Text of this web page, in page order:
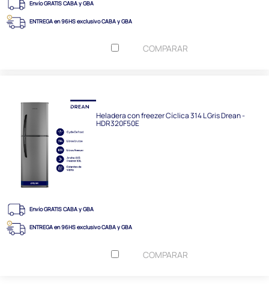
Envío GRATIS CABA y GBA
ENTREGA en 96HS exclusivo CABA y GBA
COMPARAR
Heladera con freezer Cíclica 314 L Gris Drean -
HDR320F50E
Envío GRATIS CABA y GBA
ENTREGA en 96HS exclusivo CABA y GBA
COMPARAR